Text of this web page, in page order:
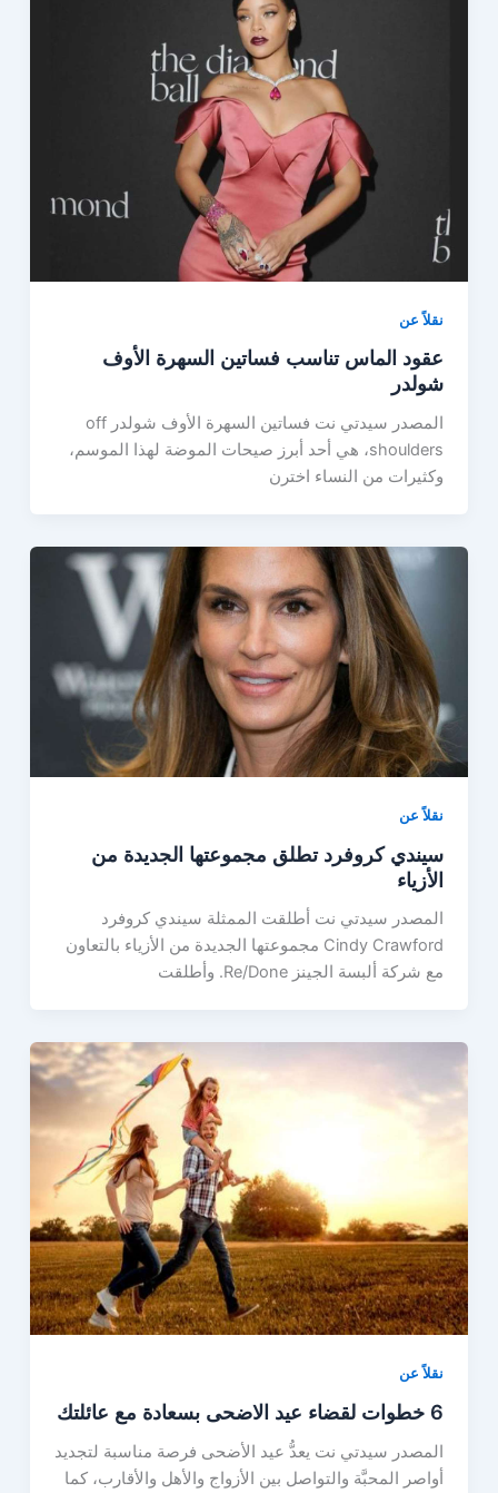
نقلاً عن
عقود الماس تناسب فساتين السهرة الأوف
شولدر
المصدر سيدتي نت فساتين السهرة الأوف شولدر off
shoulders، هي أحد أبرز صيحات الموضة لهذا الموسم،
وكثيرات من النساء اخترن
نقلاً عن
سيندي كروفرد تطلق مجموعتها الجديدة من
الأزياء
المصدر سيدتي نت أطلقت الممثلة سيندي كروفرد
Cindy Crawford مجموعتها الجديدة من الأزياء بالتعاون
مع شركة ألبسة الجينز Re/Done. وأطلقت
نقلاً عن
6 خطوات لقضاء عيد الاضحى بسعادة مع عائلتك
المصدر سيدتي نت يعدُّ عيد الأضحى فرصة مناسبة لتجديد
أواصر المحبَّة والتواصل بين الأزواج والأهل والأقارب، كما